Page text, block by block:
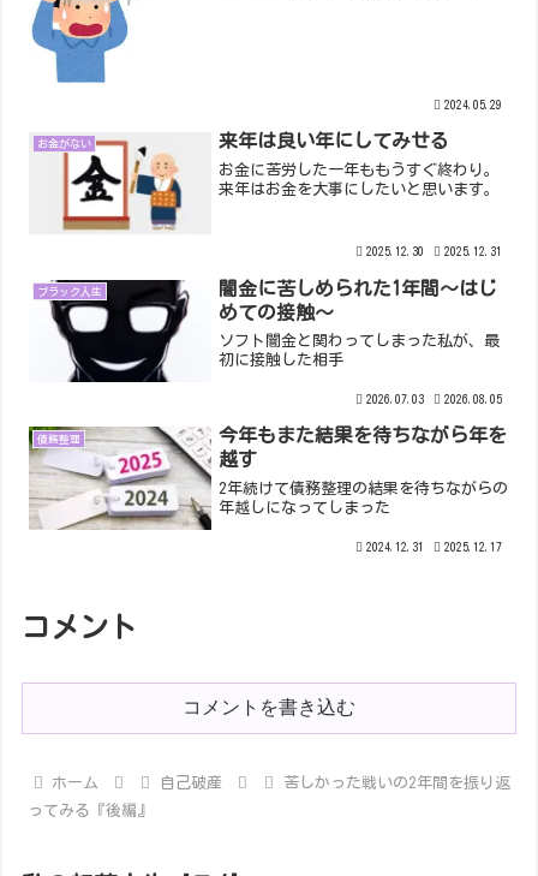
2024.05.29
お金がない 来年は良い年にしてみせる
お金に苦労した一年ももうすぐ終わり。
来年はお金を大事にしたいと思います。
2025.12.30 2025.12.31
ブラック人生
闇金に苦しめられた1年間～はじ
めての接触～
ソフト闇金と関わってしまった私が、最
初に接触した相手
2026.07.03 2026.08.05
債務整理
今年もまた結果を待ちながら年を
越す
2年続けて債務整理の結果を待ちながらの
年越しになってしまった
2024.12.31 2025.12.17
コメント
コメントを書き込む
ホーム 自己破産
苦しかった戦いの2年間を振り返
ってみる『後編』